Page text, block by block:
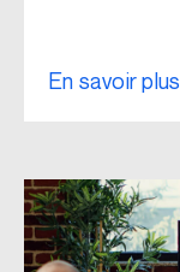
En savoir plus